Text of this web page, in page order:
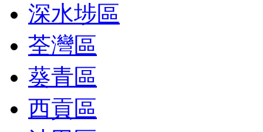
深水埗區
荃灣區
葵青區
西貢區